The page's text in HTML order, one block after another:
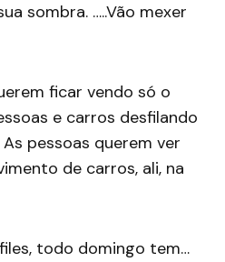
sombra. …..Vão mexer
ficar vendo só o
e carros desfilando
pessoas querem ver
de carros, ali, na
todo domingo tem…